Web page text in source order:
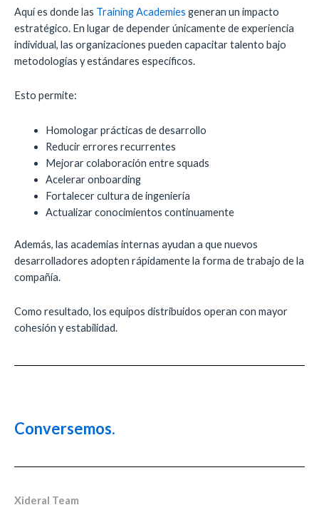
Aquí es donde las Training Academies generan un impacto
estratégico. En lugar de depender únicamente de experiencia
individual, las organizaciones pueden capacitar talento bajo
metodologías y estándares específicos.
Esto permite:
Homologar prácticas de desarrollo
Reducir errores recurrentes
Mejorar colaboración entre squads
Acelerar onboarding
Fortalecer cultura de ingeniería
Actualizar conocimientos continuamente
Además, las academias internas ayudan a que nuevos
desarrolladores adopten rápidamente la forma de trabajo de la
compañía.
Como resultado, los equipos distribuidos operan con mayor
cohesión y estabilidad.
Conversemos.
Xideral Team